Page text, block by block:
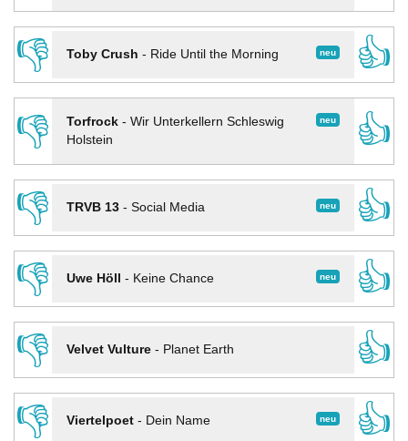
👎
neu
Toby Crush - Ride Until the Morning
👍
👎
neu
Torfrock- Wir Unterkellern Schleswig
Holstein
👍
👎
neu
TRVB 13- Social Media
👍
👎
neu
Uwe Höll - Keine Chance
👍
👎
Velvet Vulture- Planet Earth
👍
👎
neu
Viertelpoet- Dein Name
👍